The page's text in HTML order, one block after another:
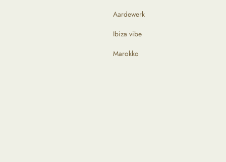
Aardewerk
Ibiza vibe
Marokko